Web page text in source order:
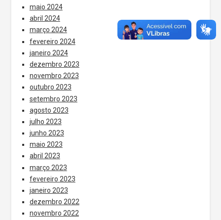
maio 2024
abril 2024
março 2024
fevereiro 2024
janeiro 2024
dezembro 2023
novembro 2023
outubro 2023
setembro 2023
agosto 2023
julho 2023
junho 2023
maio 2023
abril 2023
março 2023
fevereiro 2023
janeiro 2023
dezembro 2022
novembro 2022